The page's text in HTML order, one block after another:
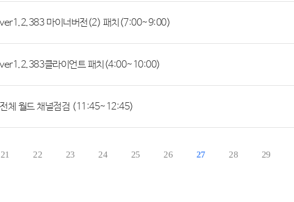
마이너버전(2) 패치(7:00~9:00)
클라이언트 패치(4:00~10:00)
체 월드 채널점검 (11:45~12:45)
21 22 23 24 25 26 27 28 29